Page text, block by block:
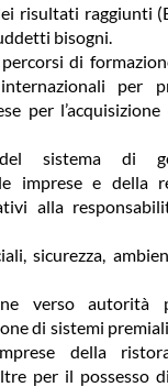
risultati raggiunti
bisogni.
di
per
per l’acquisizione
del sistema di
imprese e della
alla
sicurezza,
verso autorità
di sistemi
della
per il possesso